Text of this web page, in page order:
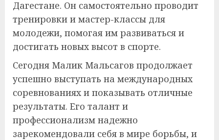
Дагестане. Он самостоятельно проводит
тренировки и мастер-классы для
молодежи, помогая им развиваться и
достигать новых высот в спорте.
Сегодня Малик Мальсагов продолжает
успешно выступать на международных
соревнованиях и показывать отличные
результаты. Его талант и
профессионализм надежно
зарекомендовали себя в мире борьбы, и